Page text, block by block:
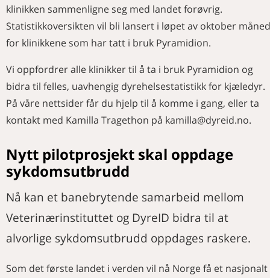
klinikken sammenligne seg med landet forøvrig.
Statistikkoversikten vil bli lansert i løpet av oktober måned
for klinikkene som har tatt i bruk Pyramidion.
Vi oppfordrer alle klinikker til å ta i bruk Pyramidion og
bidra til felles, uavhengig dyrehelsestatistikk for kjæledyr.
På våre nettsider får du hjelp til å komme i gang, eller ta
kontakt med Kamilla Tragethon på kamilla@dyreid.no.
Nytt pilotprosjekt skal oppdage
sykdomsutbrudd
Nå kan et banebrytende samarbeid mellom
Veterinærinstituttet og DyreID bidra til at
alvorlige sykdomsutbrudd oppdages raskere.
Som det første landet i verden vil nå Norge få et nasjonalt